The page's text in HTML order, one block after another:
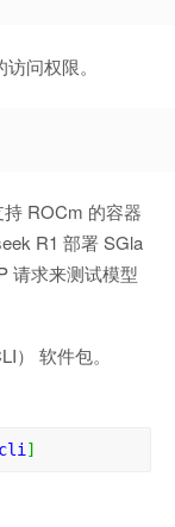
问权限。
ROCm 的容器
R1 部署 SGla
请求来测试模型
） 软件包。
cli ]